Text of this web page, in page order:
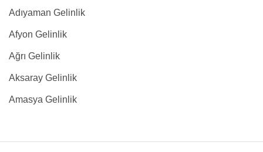
Adıyaman Gelinlik
Afyon Gelinlik
Ağrı Gelinlik
Aksaray Gelinlik
Amasya Gelinlik